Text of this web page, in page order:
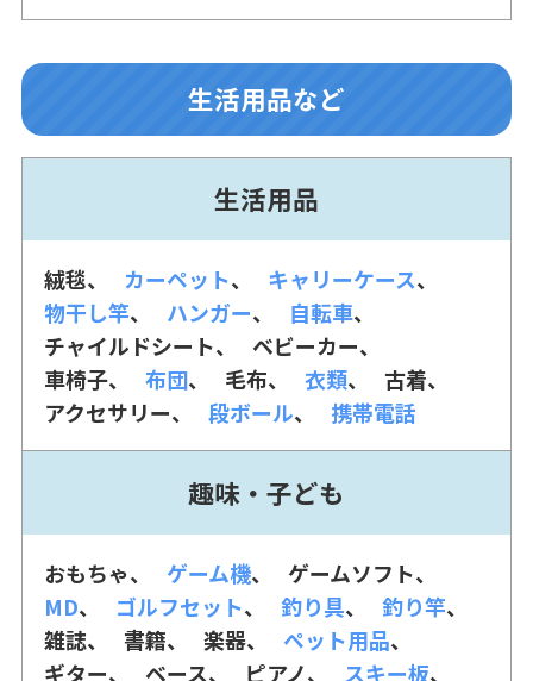
生活用品など
生活用品
絨毯 カーペット
キャリーケース
物干し竿
ハンガー
自転車
チャイルドシート
ベビーカー
車椅子
布団 毛布 衣類
古着
アクセサリー
段ボール 携帯電話
趣味・子ども
おもちゃ ゲーム機
ゲームソフト
MD
ゴルフセット 釣り具
釣り竿
雑誌
書籍 楽器
ペット用品
ギター
ベース ピアノ スキー板